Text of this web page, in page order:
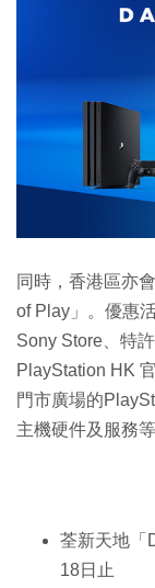
同時，香港區亦
of Play」。優惠
Sony Store、特
PlayStation HK
門市廣場的
主機硬件及服務
荃新天地「
18日止